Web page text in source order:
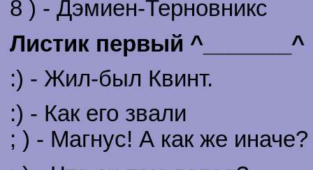
8 ) - Дэмиен-Терновникc
Листик первый ^_______^
:) - Жил-был Квинт.
:) - Как его звали
; ) - Магнус! А как же иначе?